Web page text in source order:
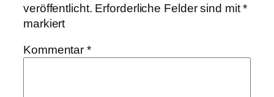
veröffentlicht. Erforderliche Felder sind mit*
markiert
Kommentar*